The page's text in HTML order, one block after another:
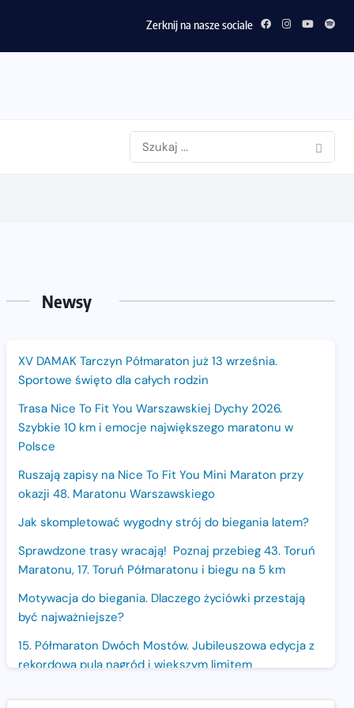
Zerknij na nasze sociale
Newsy
XV DAMAK Tarczyn Półmaraton już 13 września.
Sportowe święto dla całych rodzin
Trasa Nice To Fit You Warszawskiej Dychy 2026.
Szybkie 10 km i emocje największego maratonu w
Polsce
Ruszają zapisy na Nice To Fit You Mini Maraton przy
okazji 48. Maratonu Warszawskiego
Jak skompletować wygodny strój do biegania latem?
Sprawdzone trasy wracają! Poznaj przebieg 43. Toruń
Maratonu, 17. Toruń Półmaratonu i biegu na 5 km
Motywacja do biegania. Dlaczego życiówki przestają
być najważniejsze?
15. Półmaraton Dwóch Mostów. Jubileuszowa edycja z
rekordową pulą nagród i większym limitem